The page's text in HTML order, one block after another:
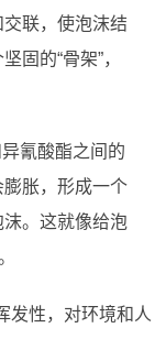
联，使泡沫结
固的“骨架”，
氰酸酯之间的
胀，形成一个
。这就像给泡
发性，对环境和人